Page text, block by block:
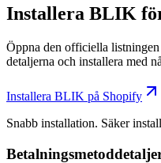
Installera BLIK
Öppna den officiella
detaljerna och installera med
Installera BLIK på Shopify
Snabb installation. Säker